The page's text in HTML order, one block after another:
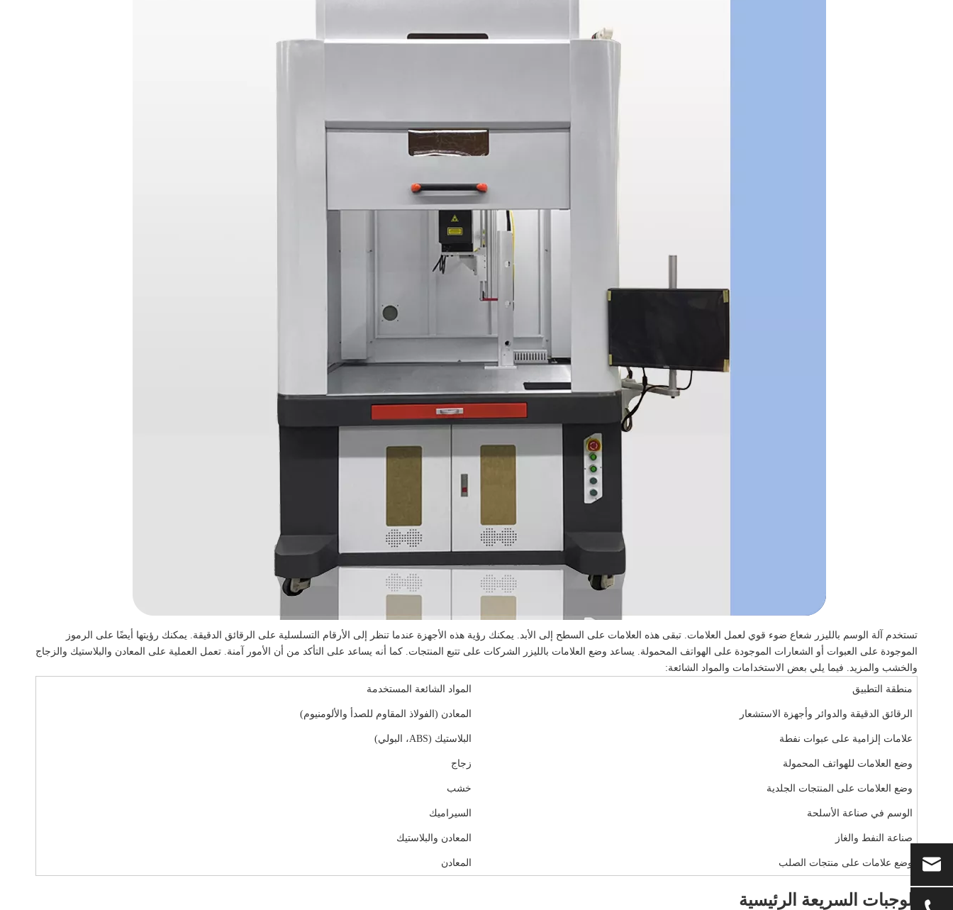
تستخدم آلة الوسم بالليزر شعاع ضوء قوي لعمل العلامات. تبقى هذه العلامات على السطح إلى الأبد. يمكنك رؤية هذه الأجهزة عندما تنظر إلى الأرقام التسلسلية على الرقائق الدقيقة. يمكنك رؤيتها أيضًا على الرموز
الموجودة على العبوات أو الشعارات الموجودة على الهواتف المحمولة. يساعد وضع العلامات بالليزر الشركات على تتبع المنتجات. كما أنه يساعد على التأكد من أن الأمور آمنة. تعمل العملية على المعادن والبلاستيك والزجاج
والخشب والمزيد. فيما يلي بعض الاستخدامات والمواد الشائعة:
منطقة التطبيق
المواد الشائعة المستخدمة
الرقائق الدقيقة والدوائر وأجهزة الاستشعار المعادن (الفولاذ المقاوم للصدأ والألومنيوم)
علامات إلزامية على عبوات نفطة البلاستيك (ABS، البولي)
وضع العلامات للهواتف المحمولة زجاج
وضع العلامات على المنتجات الجلدية خشب
الوسم في صناعة الأسلحة السيراميك
صناعة النفط والغاز المعادن والبلاستيك
وضع علامات على منتجات الصلب المعادن
الوجبات السريعة الرئيسية